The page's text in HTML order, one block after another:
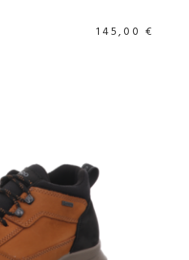
145,00 €